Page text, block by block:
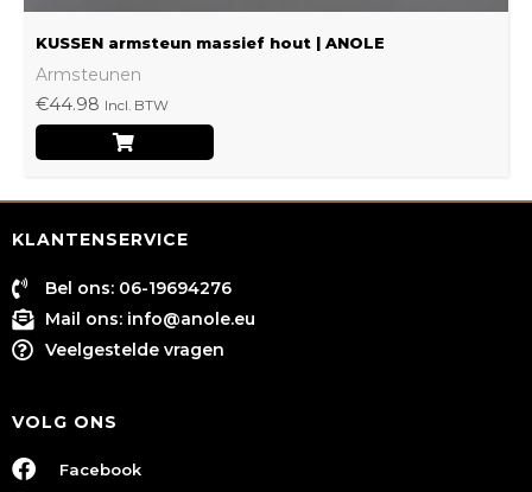
KUSSEN armsteun massief hout | ANOLE
Armsteunen
€44.98 Incl. BTW
KLANTENSERVICE
Bel ons: 06-19694276
Mail ons: info@anole.eu
Veelgestelde vragen
VOLG ONS
Facebook